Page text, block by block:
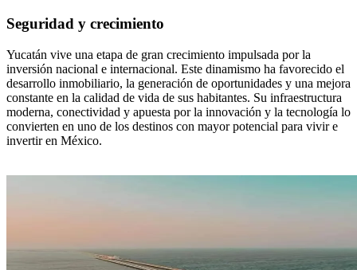
Seguridad y crecimiento
Yucatán vive una etapa de gran crecimiento impulsada por la
inversión nacional e internacional. Este dinamismo ha favorecido el
desarrollo inmobiliario, la generación de oportunidades y una mejora
constante en la calidad de vida de sus habitantes. Su infraestructura
moderna, conectividad y apuesta por la innovación y la tecnología lo
convierten en uno de los destinos con mayor potencial para vivir e
invertir en México.